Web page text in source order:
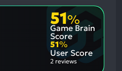
51%
Game Brain
Score
51%
User Score
2 reviews